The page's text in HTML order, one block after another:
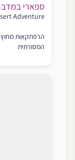
ספארי
Adventure
הרפתקאות מחוץ
המסורתית